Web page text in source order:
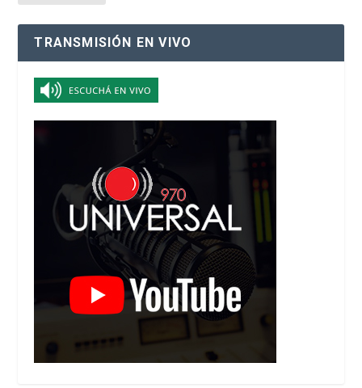
TRANSMISIÓN EN VIVO